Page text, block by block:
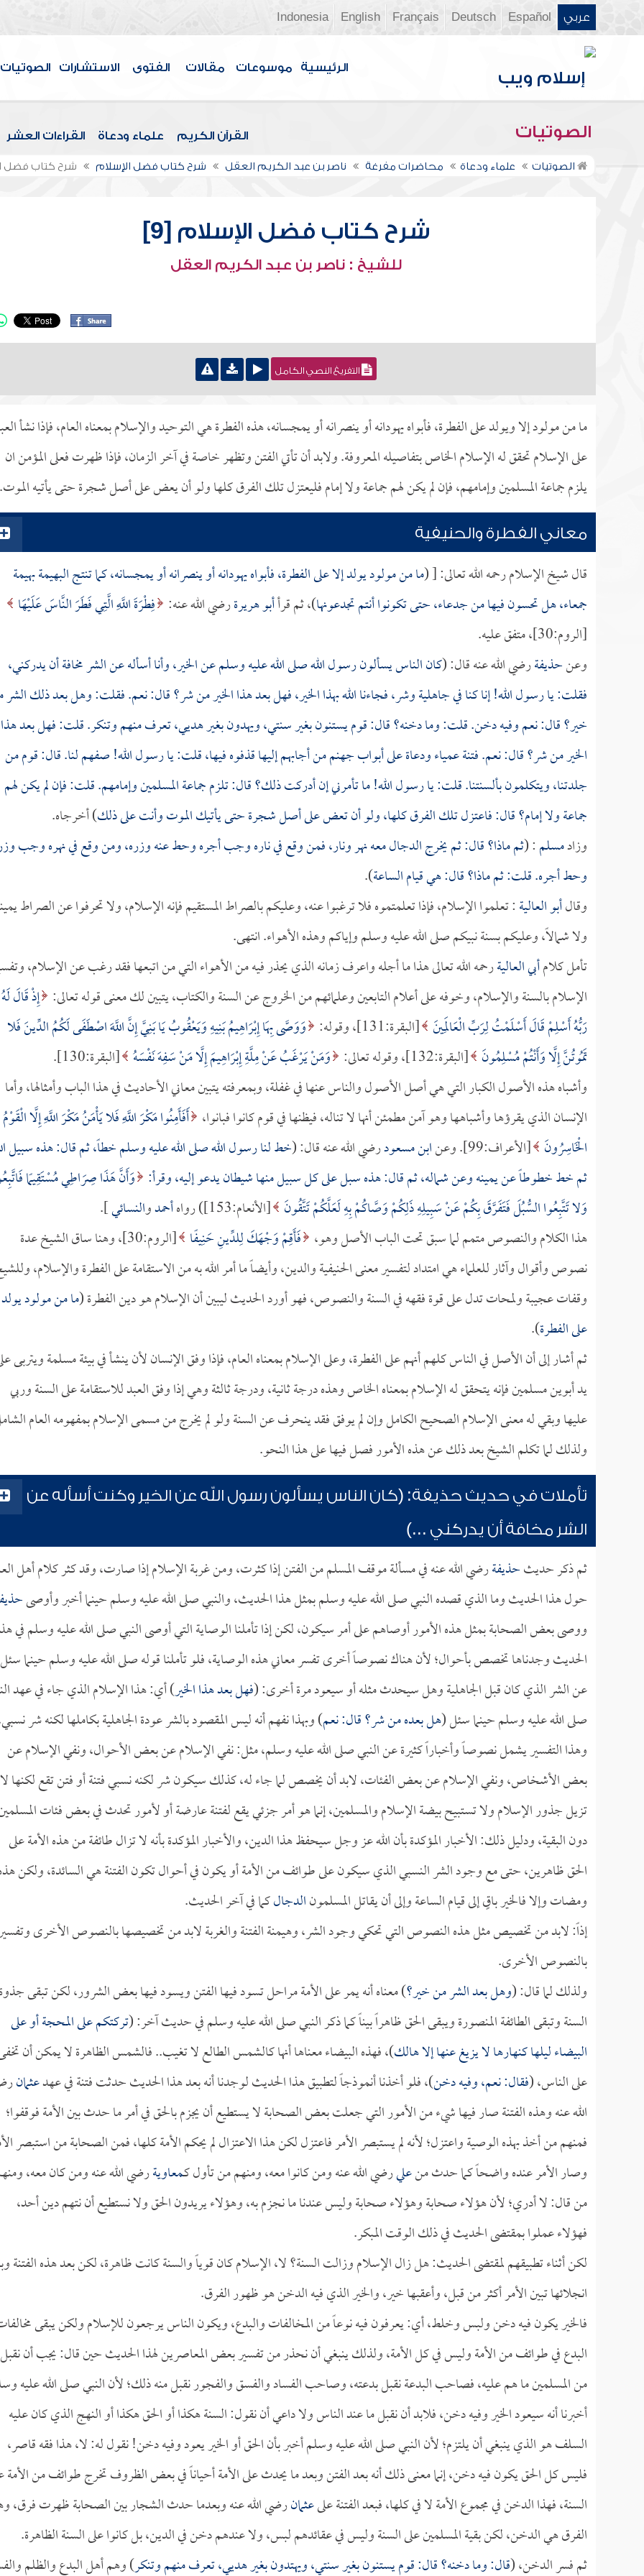
عربي Español
Deutsch
Français
English
Indonesia
الرئيسية موسوعات مقالات الفتوى الاستشارات الصوتيات
الصوتيات القرآن الكريم علماء ودعاة القراءات العشر
الصوتيات علماء ودعاة محاضرات مفرغة ناصر بن عبد الكريم العقل شرح كتاب فضل الإسلام شرح كتاب فضل
شرح كتاب فضل الإسلام [9]
للشيخ : ناصر بن عبد الكريم العقل
التفريغ النصي الكامل
ما من مولود إلا ويولد على الفطرة، فأبواه يهودانه أو ينصرانه أو يمجسانه، هذه الفطرة هي التوحيد والإسلام بمعناه العام، فإذا نشأ
على الإسلام تحقق له الإسلام الخاص بتفاصيله المعروفة. ولابد أن تأتي الفتن وتظهر خاصة في آخر الزمان، فإذا ظهرت فعلى المؤمن ان
يلزم جماعة المسلمين وإمامهم، فإن لم يكن لهم جماعة ولا إمام فليعتزل تلك الفرق كلها ولو أن يعض على أصل شجرة حتى يأتيه
معاني الفطرة والحنيفية
قال شيخ الإسلام رحمه الله تعالى: [ (ما من مولود يولد إلا على الفطرة، فأبواه يهودانه أو ينصرانه أو يمجسانه، كما تنتج البهيمة بهيمة
جمعاء، هل تحسون فيها من جدعاء، حتى تكونوا أنتم تجدعونها)، ثم قرأأبو هريرةرضي الله عنه: فِطْرَةَ اللَّهِ الَّتِي فَطَرَ النَّاسَ عَلَيْهَا
[الروم:30]، متفق عليه.
وعنحذيفةرضي الله عنه قال: (كان الناس يسألون رسول الله صلى الله عليه وسلم عن الخير، وأنا أسأله عن الشر مخافة أن يدركني،
فقلت: يا رسول الله! إنا كنا في جاهلية وشر، فجاءنا الله بهذا الخير، فهل بعد هذا الخير من شر؟ قال: نعم. فقلت: وهل بعد ذلك
خير؟ قال: نعم وفيه دخن. قلت: وما دخنه؟ قال: قوم يستنون بغير سنتي، ويهدون بغير هديي، تعرف منهم وتنكر. قلت: فهل بعد هذا
الخير من شر؟ قال: نعم. فتنة عمياء ودعاة على أبواب جهنم من أجابهم إليها قذفوه فيها، قلت: يا رسول الله! صفهم لنا. قال: قوم من
جلدتنا، ويتكلمون بألسنتنا. قلت: يا رسول الله! ما تأمرني إن أدركت ذلك؟ قال: تلزم جماعة المسلمين وإمامهم. قلت: فإن لم يكن لهم
جماعة ولا إمام؟ قال: فاعتزل تلك الفرق كلها، ولو أن تعض على أصل شجرة حتى يأتيك الموت وأنت على ذلك) أخرجاه.
وزادمسلم: (ثم ماذا؟ قال: ثم يخرجالدجالمعه نهر ونار، فمن وقع في ناره وجب أجره وحط عنه وزره، ومن وقع في نهره وجب
وحط أجره. قلت: ثم ماذا؟ قال: هي قيام الساعة).
وقالأبو العالية: تعلموا الإسلام، فإذا تعلمتموه فلا ترغبوا عنه، وعليكم بالصراط المستقيم فإنه الإسلام، ولا تحرفوا عن الصراط
ولا شمالاً، وعليكم بسنة نبيكم صلى الله عليه وسلم وإياكم وهذه الأهواء. انتهى.
تأمل كلامأبي العاليةرحمه الله تعالى هذا ما أجله واعرف زمانه الذي يحذر فيه من الأهواء التي من اتبعها فقد رغب عن الإسلام،
الإسلام بالسنة والإسلام، وخوفه على أعلام التابعين وعلمائهم من الخروج عن السنة والكتاب، يتبين لك معنى قوله تعالى: إِذْ قَالَ لَهُ
رَبُّهُ أَسْلِمْ قَالَ أَسْلَمْتُ لِرَبِّ الْعَالَمِينَ [البقرة:131]، وقوله:
وَوَصَّى بِهَا إِبْرَاهِيمُ بَنِيهِ وَيَعْقُوبُ يَا بَنِيَّ إِنَّ اللَّهَ اصْطَفَى لَكُمُ الدِّينَ فَلا
تَمُوتُنَّ إِلَّا وَأَنْتُمْ مُسْلِمُونَ [البقرة:132]، وقوله تعالى: وَمَنْ يَرْغَبُ عَنْ مِلَّةِ إِبْرَاهِيمَ إِلَّا مَنْ سَفِهَ نَفْسَهُ [البقرة:130].
وأشباه هذه الأصول الكبار التي هي أصل الأصول والناس عنها في غفلة، وبمعرفته يتبين معاني الأحاديث في هذا الباب وأمثالها، وأما
الإنسان الذي يقرؤها وأشباهها وهو آمن مطمئن أنها لا تناله، فيظنها في قوم كانوا فبانوا، أَفَأَمِنُوا مَكْرَ اللَّهِ فَلا يَأْمَنُ مَكْرَ اللَّهِ إِلَّا الْقَوْمُ
الْخَاسِرُونَ [الأعراف:99]. وعن ابن مسعودرضي الله عنه قال: (خط لنا رسول الله صلى الله عليه وسلم خطاً، ثم قال: هذه سبيل
ثم خط خطوطاً عن يمينه وعن شماله، ثم قال: هذه سبل على كل سبيل منها شيطان يدعو إليه، وقرأ: وَأَنَّ هَذَا صِرَاطِي مُسْتَقِيمًا
وَلا تَتَّبِعُوا السُّبُلَ فَتَفَرَّقَ بِكُمْ عَنْ سَبِيلِهِ ذَلِكُمْ وَصَّاكُمْ بِهِ لَعَلَّكُمْ تَتَّقُونَ [الأنعام:153]) رواه أحمدوالنسائي].
هذا الكلام والنصوص متمم لما سبق تحت الباب الأصل وهو، فَأَقِمْ وَجْهَكَ لِلدِّينِ حَنِيفًا
[الروم:30]، وهنا ساق الشيخ عدة
نصوص وأقوال وآثار للعلماء هي امتداد لتفسير معنى الحنيفية والدين، وأيضاً ما أمر الله به من الاستقامة على الفطرة والإسلام،
وقفات عجيبة ولمحات تدل على قوة فقهه في السنة والنصوص، فهو أورد الحديث ليبين أن الإسلام هو دين الفطرة (ما من مولود
على الفطرة).
ثم أشار إلى أن الأصل في الناس كلهم أنهم على الفطرة، وعلى الإسلام بمعناه العام، فإذا وفق الإنسان لأن ينشأ في بيئة مسلمة ويتربى
يد أبوين مسلمين فإنه يتحقق له الإسلام بمعناه الخاص وهذه درجة ثانية، ودرجة ثالثة وهي إذا وفق العبد للاستقامة على السنة وربي
عليها وبقي له معنى الإسلام الصحيح الكامل وإن لم يوفق فقد ينحرف عن السنة ولو لم يخرج من مسمى الإسلام بمفهومه العام
ولذلك لما تكلم الشيخ بعد ذلك عن هذه الأمور فصل فيها على هذا النحو.
تأملات في حديث حذيفة: (كان الناس يسألون رسول الله عن الخير وكنت أسأله عن
الشر مخافة أن يدركني ...)
ثم ذكر حديثحذيفةرضي الله عنه في مسألة موقف المسلم من الفتن إذا كثرت، ومن غربة الإسلام إذا صارت، وقد كثر كلام أهل
حول هذا الحديث وما الذي قصده النبي صلى الله عليه وسلم بمثل هذا الحديث، والنبي صلى الله عليه وسلم حينما أخبر وأوصى
ووصى بعض الصحابة بمثل هذه الأمور أوصاهم على أمر سيكون، لكن إذا تأملنا الوصاية التي أوصى النبي صلى الله عليه وسلم في
الحديث وجدناها تخصص بأحوال؛ لأن هناك نصوصاً أخرى تفسر معاني هذه الوصاية، فلو تأملنا قوله صلى الله عليه وسلم حينما سئل
عن الشر الذي كان قبل الجاهلية وهل سيحدث مثله أو سيعود مرة أخرى: (فهل بعد هذا الخير) أي: هذا الإسلام الذي جاء في عهد
صلى الله عليه وسلم حينما سئل (هل بعده من شر؟ قال: نعم) وبهذا نفهم أنه ليس المقصود بالشر عودة الجاهلية بكاملها لكنه شر
وهذا التفسير يشمل نصوصاً وأخباراً كثيرة عن النبي صلى الله عليه وسلم، مثل: نفي الإسلام عن بعض الأحوال، ونفي الإسلام عن
بعض الأشخاص، ونفي الإسلام عن بعض الفئات، لابد أن يخصص لما جاء له، كذلك سيكون شر لكنه نسبي فتنة أو فتن تقع لكنها لا
تزيل جذور الإسلام ولا تستبيح بيضة الإسلام والمسلمين، إنما هو أمر جزئي يقع لفتنة عارضة أو لأمور تحدث في بعض فئات
دون البقية، ودليل ذلك: الأخبار المؤكدة بأن الله عز وجل سيحفظ هذا الدين، والأخبار المؤكدة بأنه لا تزال طائفة من هذه الأمة على
الحق ظاهرين، حتى مع وجود الشر النسبي الذي سيكون على طوائف من الأمة أو يكون في أحوال تكون الفتنة هي السائدة، ولكن
ومضات وإلا فالخير باقٍ إلى قيام الساعة وإلى أن يقاتل المسلمونالدجالكما في آخر الحديث.
إذاً: لابد من تخصيص مثل هذه النصوص التي تحكي وجود الشر، وهيمنة الفتنة والغربة لابد من تخصيصها بالنصوص الأخرى
بالنصوص الأخرى.
ولذلك لما قال: (وهل بعد الشر من خير؟) معناه أنه يمر على الأمة مراحل تسود فيها الفتن ويسود فيها بعض الشرور، لكن تبقى
السنة وتبقى الطائفة المنصورة ويبقى الحق ظاهراً بيناً كما ذكر النبي صلى الله عليه وسلم في حديث آخر: (تركتكم على المحجة أو على
البيضاء ليلها كنهارها لا يزيغ عنها إلا هالك)، فهذه البيضاء معناها أنها كالشمس الطالع لا تغيب.. فالشمس الظاهرة لا يمكن أن
على الناس، (فقال: نعم، وفيه دخن)، فلو أخذنا أنموذجاً لتطبيق هذا الحديث لوجدنا أنه بعد هذا الحديث حدثت فتنة في عهدعثمان
الله عنه وهذه الفتنة صار فيها شيء من الأمور التي جعلت بعض الصحابة لا يستطيع أن يجزم بالحق في أمر ما حدث بين الأمة فوقفوا؛
فمنهم من أخذ بهذه الوصية واعتزل؛ لأنه لم يستبصر الأمر فاعتزل لكن هذا الاعتزال لم يحكم الأمة كلها، فمن الصحابة من استبصر
وصار الأمر عنده واضحاً كما حدث منعليرضي الله عنه ومن كانوا معه، ومنهم من تأول كـمعاويةرضي الله عنه ومن كان معه،
من قال: لا أدري؛ لأن هؤلاء صحابة وهؤلاء صحابة وليس عندنا ما نجزم به، وهؤلاء يريدون الحق ولا نستطيع أن نتهم دين أحد،
فهؤلاء عملوا بمقتضى الحديث في ذلك الوقت المبكر.
لكن أثناء تطبيقهم لمقتضى الحديث: هل زال الإسلام وزالت السنة؟ لا، الإسلام كان قوياً والسنة كانت ظاهرة، لكن بعد هذه الفتنة
انجلائها تبين الأمر أكثر من قبل، وأعقبها خير، والخير الذي فيه الدخن هو ظهور الفرق.
فالخير يكون فيه دخن ولبس وخلط، أي: يعرفون فيه نوعاً من المخالفات والبدع، ويكون الناس يرجعون للإسلام ولكن يبقى
البدع في طوائف من الأمة وليس في كل الأمة، ولذلك ينبغي أن نحذر من تفسير بعض المعاصرين لهذا الحديث حين قال: يجب أن نقبل
من المسلمين ما هم عليه، فصاحب البدعة نقبل بدعته، وصاحب الفساد والفسق والفجور نقبل منه ذلك؛ لأن النبي صلى الله عليه
أخبرنا أنه سيعود الخير وفيه دخن، فلابد أن نقبل ما عند الناس ولا داعي أن نقول: السنة هكذا أو الحق هكذا أو النهج الذي كان عليه
السلف هو الذي ينبغي أن يلتزم؛ لأن النبي صلى الله عليه وسلم أخبر بأن الحق أو الخير يعود وفيه دخن! نقول له: لا، هذا فقه قاصر،
فليس كل الحق يكون فيه دخن، إنما معنى ذلك أنه بعد الفتن وبعد ما يحدث على الأمة أحياناً في بعض الظروف تخرج طوائف من
السنة، فهذا الدخن في مجموع الأمة لا في كلها، فبعد الفتنة علىعثمانرضي الله عنه وبعدما حدث الشجار بين الصحابة ظهرت فرق،
الفرق هي الدخن، لكن بقية المسلمين على السنة وليس في عقائدهم لبس، ولا عندهم دخن في الدين، بل كانوا على السنة الظاهرة.
ثم فسر الدخن، (قال: وما دخنه؟ قال: قوم يستنون بغير سنتي، ويهتدون بغير هديي، تعرف منهم وتنكر) وهم أهل البدع والظلم